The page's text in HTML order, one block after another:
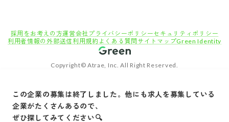
この企業の募集は終了しました。他にも求人を募集している
企業がたくさんあるので、
ぜひ探してみてください🔍
採用をお考えの方運営会社 プライバシーポリシーセキュリティポリシー
利用者情報の外部送信利用規約 よくある質問 サイトマップGreen Identity
Copyright© Atrae, Inc. All Right Reserved.